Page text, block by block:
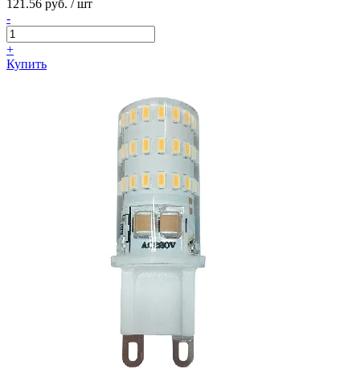
121.56 руб. / шт
-
+
Купить